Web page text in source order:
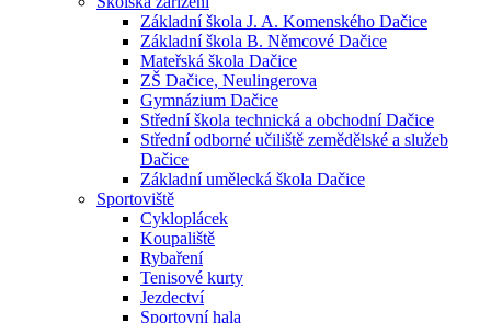
Základní škola J. A. Komenského Dačice
Základní škola B. Němcové Dačice
Mateřská škola Dačice
ZŠ Dačice, Neulingerova
Gymnázium Dačice
Střední škola technická a obchodní Dačice
Střední odborné učiliště zemědělské a služeb
Dačice
Základní umělecká škola Dačice
Sportoviště
Cykloplácek
Koupaliště
Rybaření
Tenisové kurty
Jezdectví
Sportovní hala